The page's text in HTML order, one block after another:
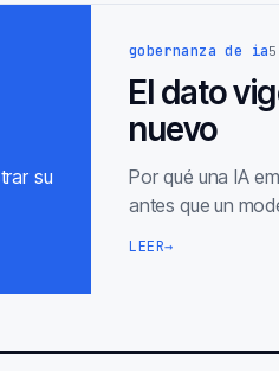
su
gobernanza de ia
El dato
nuevo
Por qué una IA
antes que un
LEER→